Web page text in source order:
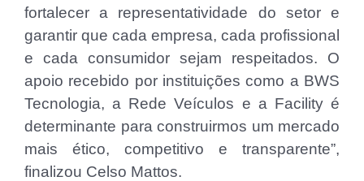
fortalecer a representatividade do setor e
garantir que cada empresa, cada profissional
e cada consumidor sejam respeitados. O
apoio recebido por instituições como a BWS
Tecnologia, a Rede Veículos e a Facility é
determinante para construirmos um mercado
mais ético, competitivo e transparente”,
finalizou Celso Mattos.